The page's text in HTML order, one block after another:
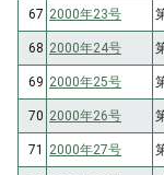
67 2000年23号
68 2000年24号
69 2000年25号
70 2000年26号
71 2000年27号